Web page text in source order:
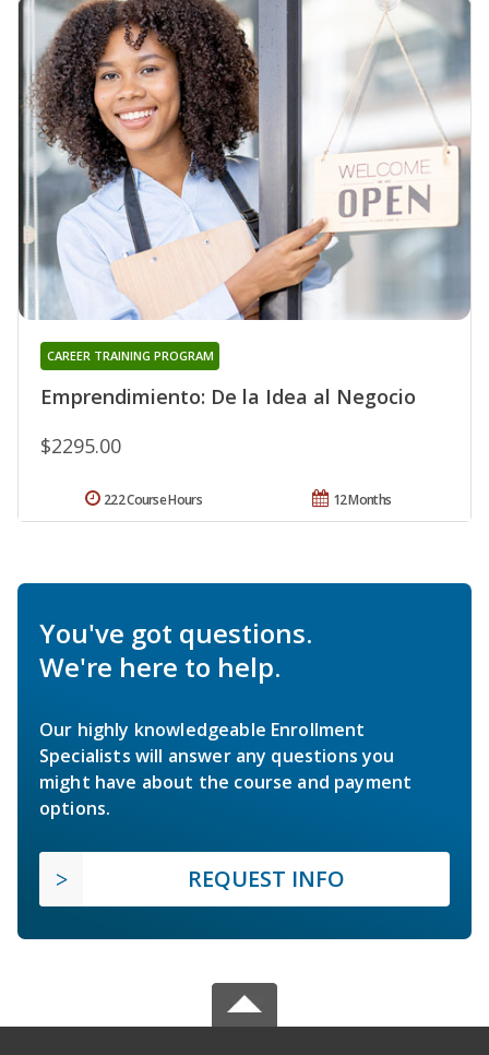
Emprendimiento: De la Idea al Negocio
CAREER TRAINING PROGRAM
$2295.00
12 Months
222 Course Hours
You've got questions.
We're here to help.
Our highly knowledgeable Enrollment
Specialists will answer any questions you
might have about the course and payment
options.
REQUEST INFO